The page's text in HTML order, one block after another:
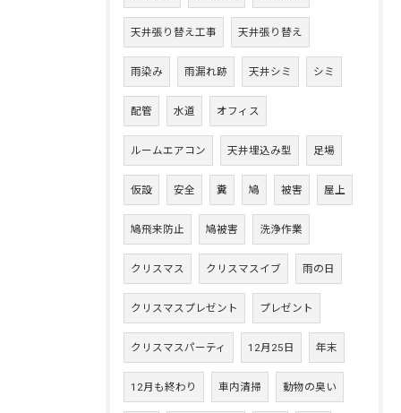
天井張り替え工事 天井張り替え
雨染み 雨漏れ跡 天井シミ シミ
配管 水道 オフィス
ルームエアコン 天井埋込み型 足場
仮設 安全 糞 鳩 被害 屋上
鳩飛来防止 鳩被害 洗浄作業
クリスマス クリスマスイブ 雨の日
クリスマスプレゼント プレゼント
クリスマスパーティ 12月25日 年末
12月も終わり 車内清掃 動物の臭い